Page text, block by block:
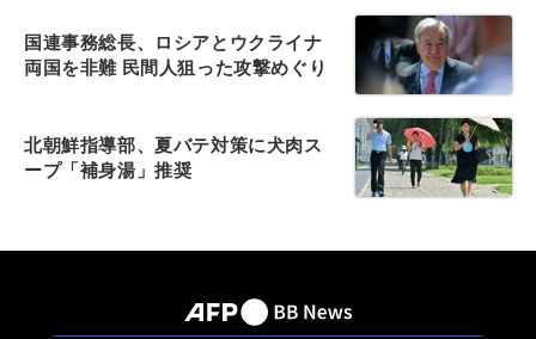
国連事務総長、ロシアとウクライナ
両国を非難 民間人狙った攻撃めぐり
北朝鮮指導部、夏バテ対策に犬肉ス
ープ「補身湯」推奨